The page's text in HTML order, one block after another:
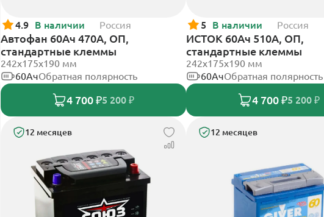
4.9 В наличии Россия
Автофан 60Ач 470А, ОП,
стандартные клеммы
242х175х190 мм
60АчОбратная полярность
4 700 ₽5 200 ₽
5 В наличии Россия
ИСТОК 60Ач 510А, ОП,
стандартные клеммы
242x175x190 мм
60АчОбратная полярность
4 700 ₽5 200 ₽
12 месяцев 12 месяцев